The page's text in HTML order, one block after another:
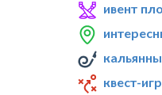
ивент
квест-